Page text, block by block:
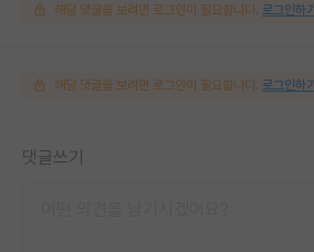
해당 댓글을 보려면 로그인이 필요합니다. 로그인하기
해당 댓글을 보려면 로그인이 필요합니다. 로그인하기
댓글쓰기